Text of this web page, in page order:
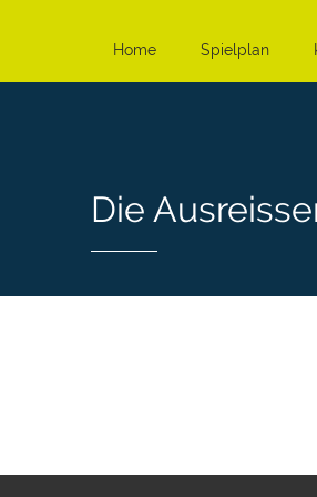
Home Spielplan
Die